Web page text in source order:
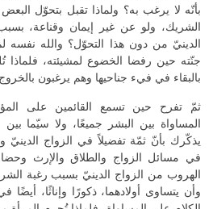
بأنّه لا يرغب به؟ ولماذا تقبل بتحوّل البعض
الشريك، ولو عن غير إيمان وقناعة،
الدينيّ من دون هذا التحوّل؟ والله نفسه
جنّته حين رفضا الخضوع لمشيئته، فلماذا
بالبقاء في فيء جناحيها وهم يرغبون
ثمّ تفرح حين تسمع القائمين على
المساواة بين البشر جميعًا، ولا سيّما
يذكّرك بأنّ ثمّة تفضيلاً في الزواج الدينيّ
في مسائل الزواج والطلاق والإرث
الهروب من الزواج الدينيّ بسبب رغبة
وأن يتساوى أولادهما، ذكورًا وإناثًا،